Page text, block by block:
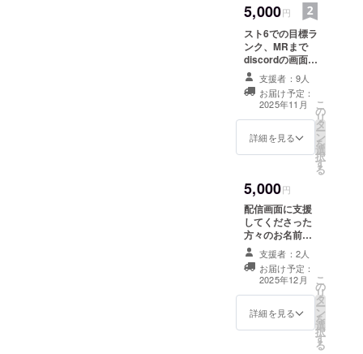
5,000円
スト6での目標ラ
ンク、MRまで
discordの画面共
有で対戦などを
見てアドバイス
をさせていただ
きます。 ・実施
概要：1週1回最
低でも実施 ・有
効期限：2026年
12月末まで 概要
IDの記入お願い
します。
支援者：9人
お届け予定：
2025年11月
詳細を見る
こ
の
リ
タ
ー
ン
を
選
択
す
る
5,000円
配信画面に支援
してくださった
方々のお名前を
半年間載せさせ
ていただきま
す。 備考欄にお
名前の方をお願
いします 【配信
プラットフォー
https://twitch.tv/
支援者：2人
お届け予定：
2025年12月
詳細を見る
こ
の
リ
タ
ー
ン
を
選
択
す
る